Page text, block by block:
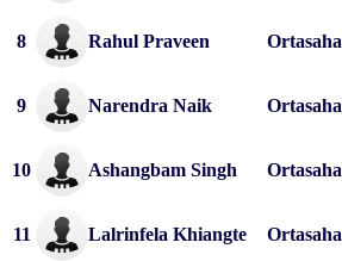
8 Rahul Praveen Ortasaha
9 Narendra Naik Ortasaha
10 Ashangbam Singh Ortasaha
11 Lalrinfela Khiangte Ortasaha